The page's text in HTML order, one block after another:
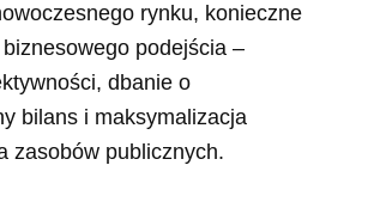
rynku, konieczne
podejścia –
dbanie o
bilans i maksymalizacja
zasobów publicznych.